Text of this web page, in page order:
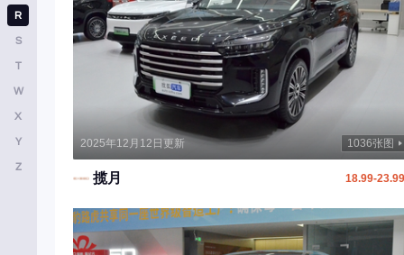
R
S
T
W
X
Y
Z
双龙
上喆
特斯拉
腾势
2025年12月12日更新 1036张图
揽月 18.99-